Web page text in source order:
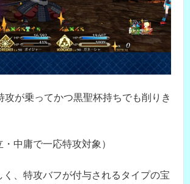
攻が乗ってかつ黒聖杯持ちでも削りき
・中庸で一応特攻対象）
く、特攻バフが付与されるタイプの宝